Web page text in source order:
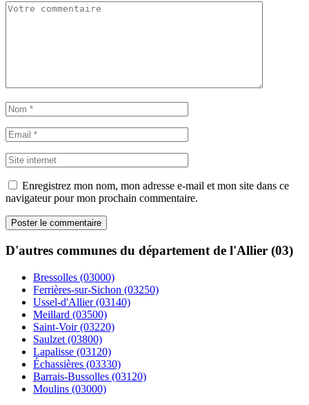
Enregistrez mon nom, mon adresse e-mail et mon site dans ce
navigateur pour mon prochain commentaire.
D'autres communes du département de l'Allier (03)
Bressolles (03000)
Ferrières-sur-Sichon (03250)
Ussel-d'Allier (03140)
Meillard (03500)
Saint-Voir (03220)
Saulzet (03800)
Lapalisse (03120)
Échassières (03330)
Barrais-Bussolles (03120)
Moulins (03000)